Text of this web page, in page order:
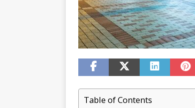
Table of Contents